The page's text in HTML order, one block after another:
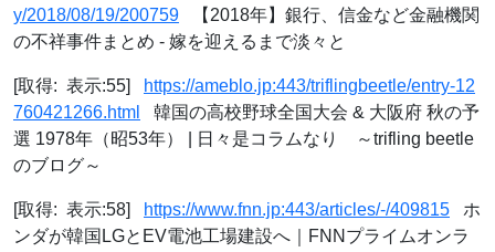
y/2018/08/19/200759 【2018年】銀行、信金など金融機関
の不祥事件まとめ - 嫁を迎えるまで淡々と
[取得: 表示:55]
https://ameblo.jp:443/triflingbeetle/entry-12
760421266.html
韓国の高校野球全国大会 & 大阪府 秋の予
選 1978年（昭53年） | 日々是コラムなり ～trifling beetle
のブログ～
[取得: 表示:58] https://www.fnn.jp:443/articles/-/409815 ホ
ンダが韓国LGとEV電池工場建設へ｜FNNプライムオンラ